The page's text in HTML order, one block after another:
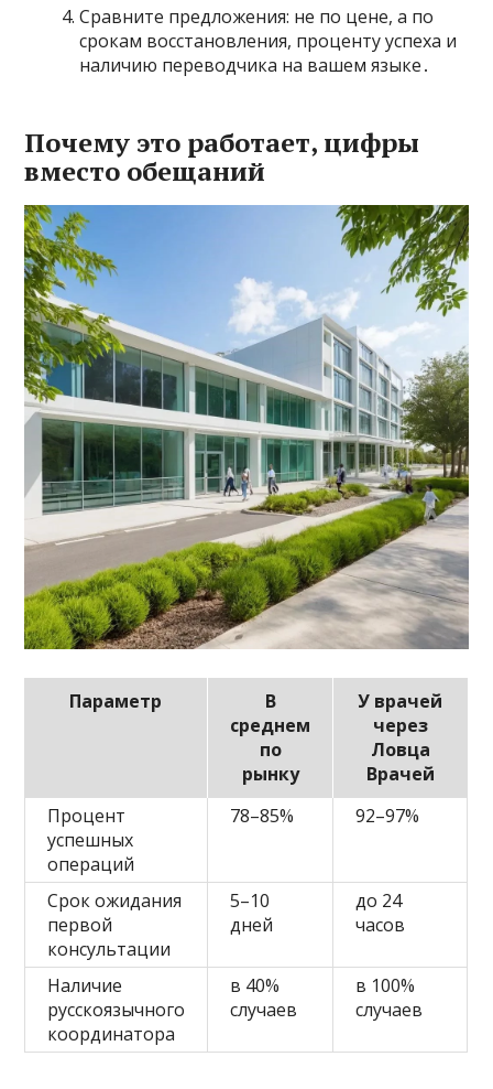
Сравните предложения: не по цене, а по
срокам восстановления, проценту успеха и
наличию переводчика на вашем языке․
Почему это работает, цифры
вместо обещаний
Параметр
В
среднем
по
рынку
У врачей
через
Ловца
Врачей
Процент
успешных
операций
78–85% 92–97%
Срок ожидания
первой
консультации
5–10
дней
до 24
часов
Наличие
русскоязычного
координатора
в 40%
случаев
в 100%
случаев